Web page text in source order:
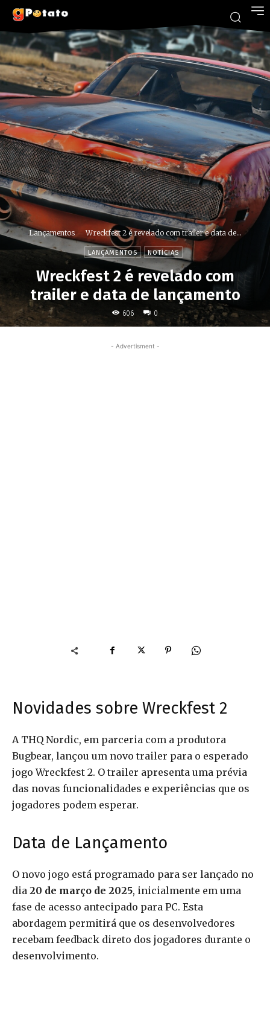
Lançamentos Wreckfest 2 é revelado com trailer e data de...
LANÇAMENTOS NOTÍCIAS
Wreckfest 2 é revelado com
trailer e data de lançamento
606 0
- Advertisment -
Novidades sobre Wreckfest 2
A THQ Nordic, em parceria com a produtora
Bugbear, lançou um novo trailer para o esperado
jogo Wreckfest 2. O trailer apresenta uma prévia
das novas funcionalidades e experiências que os
jogadores podem esperar.
Data de Lançamento
O novo jogo está programado para ser lançado no
dia 20 de março de 2025, inicialmente em uma
fase de acesso antecipado para PC. Esta
abordagem permitirá que os desenvolvedores
recebam feedback direto dos jogadores durante o
desenvolvimento.